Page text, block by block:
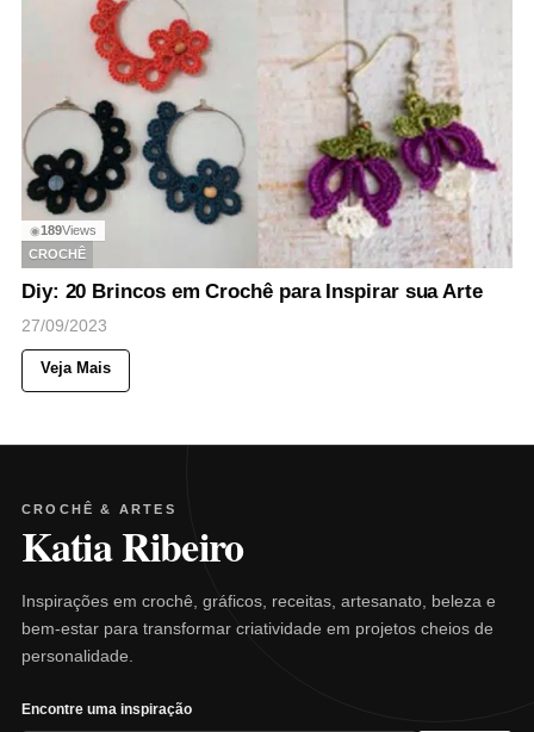
◉189Views
CROCHÊ
Diy: 20 Brincos em Crochê para Inspirar sua Arte
27/09/2023
Veja Mais
CROCHÊ & ARTES
Katia Ribeiro
Inspirações em crochê, gráficos, receitas, artesanato, beleza e
bem-estar para transformar criatividade em projetos cheios de
personalidade.
Encontre uma inspiração